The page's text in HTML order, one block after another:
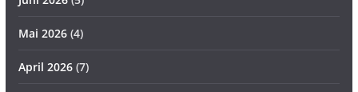
Mai 2026(4)
April 2026(7)